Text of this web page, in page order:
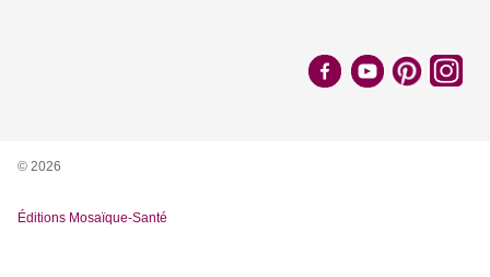
© 2026
Éditions Mosaïque-Santé